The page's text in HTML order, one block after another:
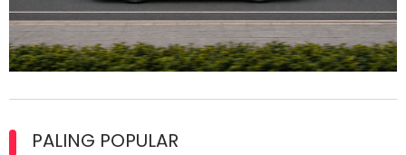
lesen separuh pertama 2026
PALING POPULAR